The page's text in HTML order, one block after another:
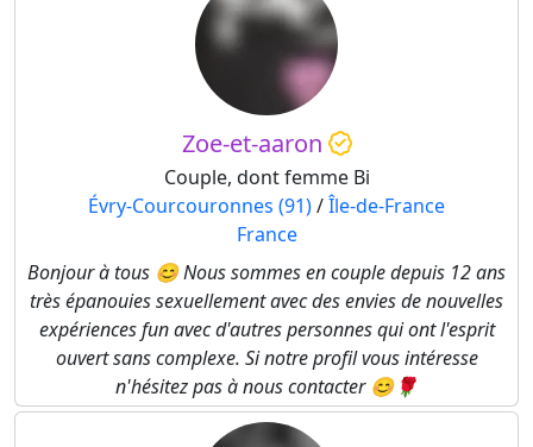
Zoe-et-aaron
Couple, dont femme Bi
Évry-Courcouronnes (91)/Île-de-France
France
Bonjour à tous 😊 Nous sommes en couple depuis 12 ans
très épanouies sexuellement avec des envies de nouvelles
expériences fun avec d'autres personnes qui ont l'esprit
ouvert sans complexe. Si notre profil vous intéresse
n'hésitez pas à nous contacter 😊🌹